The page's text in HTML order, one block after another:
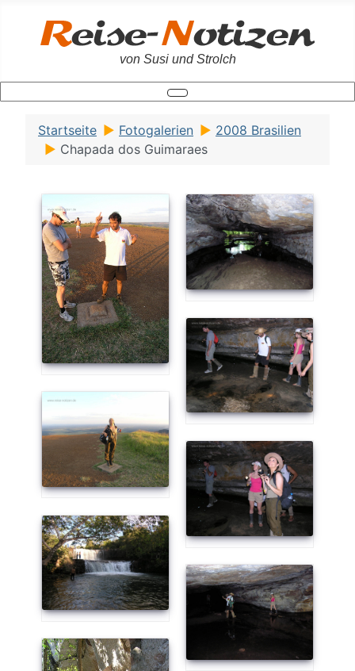
von Susi und Strolch
Startseite Fotogalerien
2008 Brasilien
Chapada dos Guimaraes